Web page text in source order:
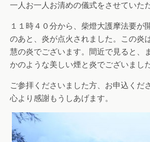
一人お一人お清めの儀式をさせていた
１１時４０分から、柴燈大護摩法要が
のあと、炎が点火されました。この炎
慧の炎でございます。間近で見ると、
かのような美しい煙と炎でございました
ご参拝くださいました方、お申込くだ
心より感謝もうしあげます。